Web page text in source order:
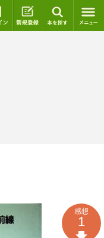
ログイン 新規登録
感想
1